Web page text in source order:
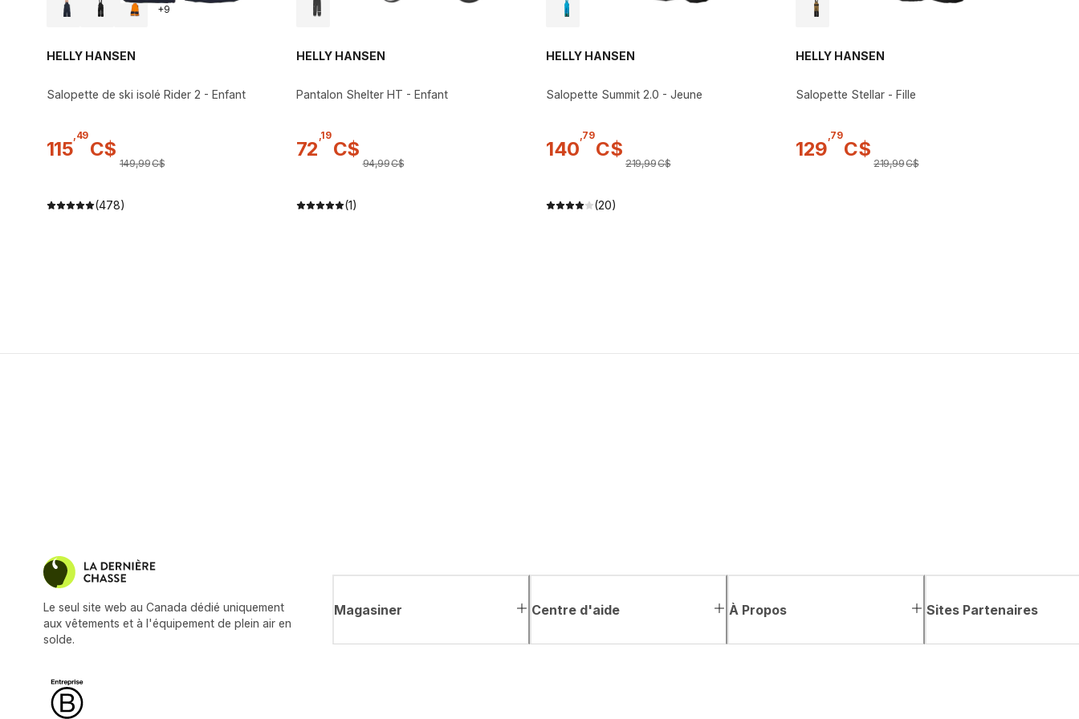
+9
HELLY HANSEN
Salopette de ski isolé Rider 2 - Enfant
115
49
C$
149,99C$
(478)
HELLY HANSEN
Pantalon Shelter HT - Enfant
72
19
C$
94,99C$
(1)
HELLY HANSEN
Salopette Summit 2.0 - Jeune
140
79
C$
219,99C$
(20)
HELLY HANSEN
Salopette Stellar - Fille
129
79
C$
219,99C$
Le seul site web au Canada dédié uniquement
aux vêtements et à l'équipement de plein air en
solde.
Magasiner Centre d'aide À Propos Sites Partenaires